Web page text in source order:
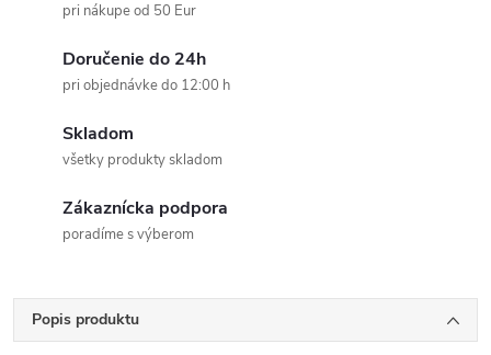
pri nákupe od 50 Eur
Doručenie do 24h
pri objednávke do 12:00 h
Skladom
všetky produkty skladom
Zákaznícka podpora
poradíme s výberom
Popis produktu